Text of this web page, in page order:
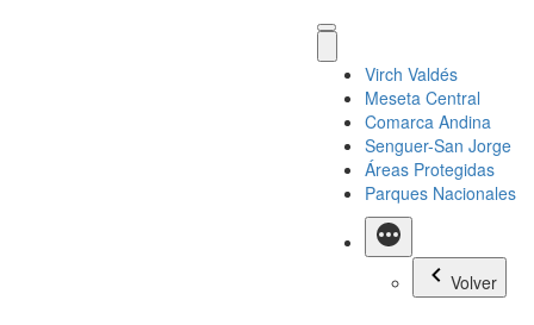
Virch Valdés
Meseta Central
Comarca Andina
Senguer-San Jorge
Áreas Protegidas
Parques Nacionales
Más
Volver